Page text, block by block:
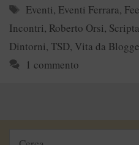
Tag
Eventi, Eventi Ferrara,
Incontri, Roberto Orsi,
Dintorni, TSD, Vita da
1 commento
Ricerca